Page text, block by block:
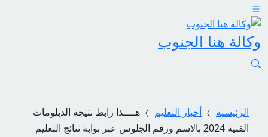
وكالة هنا الجنوب
الرئيسية أخبار التعليم
ه‍ــــذا رابط نتيجة الدبلومات
الفنية 2024 بالاسم ورقم الجلوس عبر بوابة نتائج التعليم